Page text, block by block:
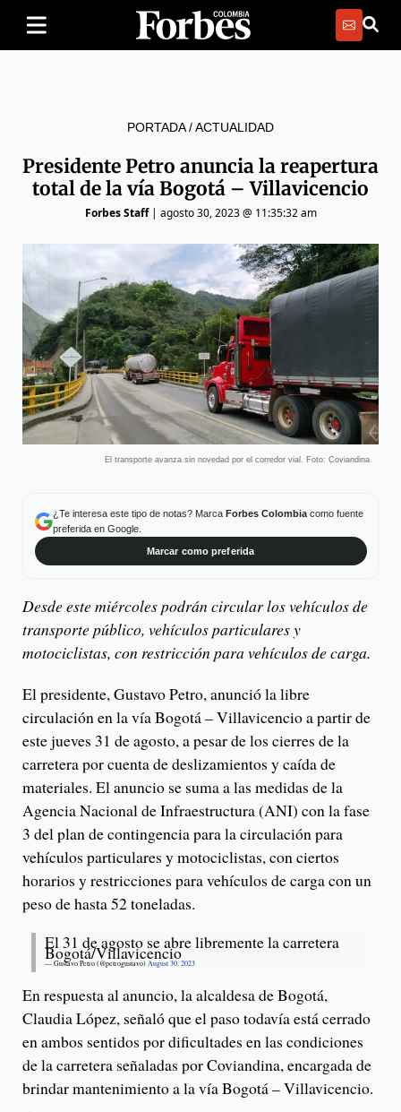
PORTADA/ACTUALIDAD
Presidente Petro anuncia la reapertura
total de la vía Bogotá – Villavicencio
Forbes Staff| agosto 30, 2023 @ 11:35:32 am
El transporte avanza sin novedad por el corredor vial. Foto: Coviandina
¿Te interesa este tipo de notas? Marca Forbes Colombiacomo fuente
preferida en Google.
Marcar como preferida
Desde este miércoles podrán circular los vehículos de
transporte público, vehículos particulares y
motociclistas, con restricción para vehículos de carga.
El presidente, Gustavo Petro, anunció la libre
circulación en la vía Bogotá – Villavicencio a partir de
este jueves 31 de agosto, a pesar de los cierres de la
carretera por cuenta de deslizamientos y caída de
materiales. El anuncio se suma a las medidas de la
Agencia Nacional de Infraestructura (ANI) con la fase
3 del plan de contingencia para la circulación para
vehículos particulares y motociclistas, con ciertos
horarios y restricciones para vehículos de carga con un
peso de hasta 52 toneladas.
El 31 de agosto se abre libremente la carretera
Bogotá/Villavicencio
— Gustavo Petro (@petrogustavo) August 30, 2023
En respuesta al anuncio, la alcaldesa de Bogotá,
Claudia López, señaló que el paso todavía está cerrado
en ambos sentidos por dificultades en las condiciones
de la carretera señaladas por Coviandina, encargada de
brindar mantenimiento a la vía Bogotá – Villavicencio.